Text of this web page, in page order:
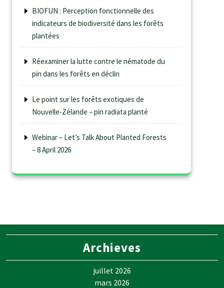
BIOFUN : Perception fonctionnelle des
indicateurs de biodiversité dans les forêts
plantées
Réexaminer la lutte contre le nématode du
pin dans les forêts en déclin
Le point sur les forêts exotiques de
Nouvelle-Zélande – pin radiata planté
Webinar – Let’s Talk About Planted Forests
– 8 April 2026
Archieves
juillet 2026
mars 2026